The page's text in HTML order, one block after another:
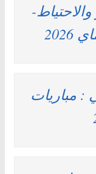
: مباريات